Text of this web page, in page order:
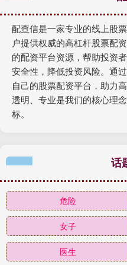
配查信是一家专业的线上股
户提供权威的高杠杆股票配
的配资平台资源，帮助投资
安全性，降低投资风险。通
自己的股票配资平台，助力
透明、专业是我们的核心理
标。
话
危险
女子
医生